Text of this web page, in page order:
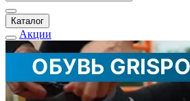
Каталог
Акции